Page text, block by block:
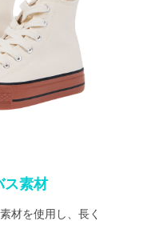
ス素材
材を使用し、長く